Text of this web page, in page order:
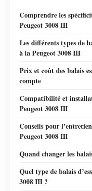
Comprendre les
Peugeot 3008 III
Les différents types de
à la Peugeot 3008 III
Prix et coût des balais
compte
Compatibilité et
Peugeot 3008 III
Conseils pour
Peugeot 3008 III
Quand changer les
Quel type de balais
3008 III ?